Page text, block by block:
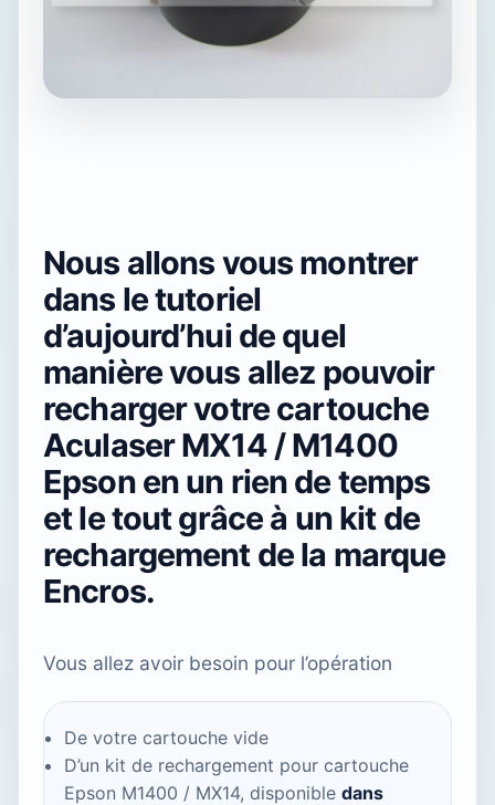
Nous allons vous montrer
dans le tutoriel
d’aujourd’hui de quel
manière vous allez pouvoir
recharger votre cartouche
Aculaser MX14 / M1400
Epsonen un rien de temps
et le tout grâce à un kit de
rechargement de la marque
Encros.
Vous allez avoir besoin pour l’opération
De votre cartouche vide
D’un kit de rechargement pour cartouche
Epson M1400 / MX14, disponible dans